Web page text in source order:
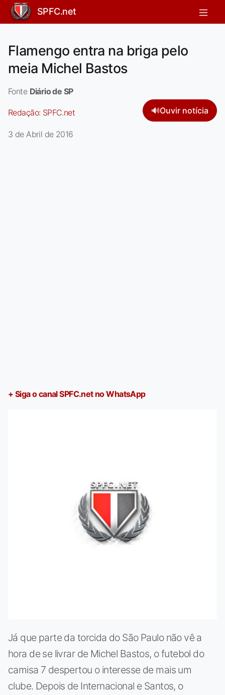
SPFC.net
Flamengo entra na briga pelo
meia Michel Bastos
Fonte Diário de SP
Redação: SPFC.net 🔊Ouvir notícia
3 de Abril de 2016
+ Siga o canal SPFC.net no WhatsApp
Já que parte da torcida do São Paulo não vê a
hora de se livrar de Michel Bastos, o futebol do
camisa 7 despertou o interesse de mais um
clube. Depois de Internacional e Santos, o